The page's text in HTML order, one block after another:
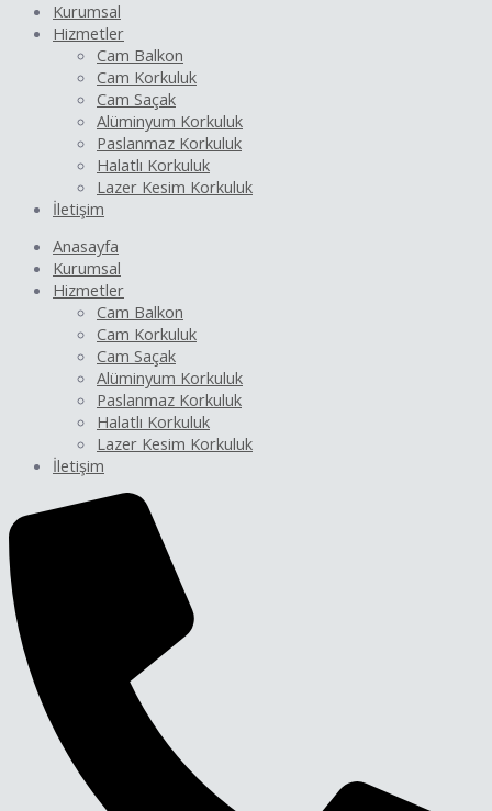
Kurumsal
Hizmetler
Cam Balkon
Cam Korkuluk
Cam Saçak
Alüminyum Korkuluk
Paslanmaz Korkuluk
Halatlı Korkuluk
Lazer Kesim Korkuluk
İletişim
Anasayfa
Kurumsal
Hizmetler
Cam Balkon
Cam Korkuluk
Cam Saçak
Alüminyum Korkuluk
Paslanmaz Korkuluk
Halatlı Korkuluk
Lazer Kesim Korkuluk
İletişim